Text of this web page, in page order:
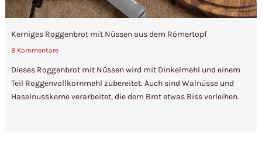
Kerniges Roggenbrot mit Nüssen aus dem Römertopf
8 Kommentare
Dieses Roggenbrot mit Nüssen wird mit Dinkelmehl und einem
Teil Roggenvollkornmehl zubereitet. Auch sind Walnüsse und
Haselnusskerne verarbeitet, die dem Brot etwas Biss verleihen.